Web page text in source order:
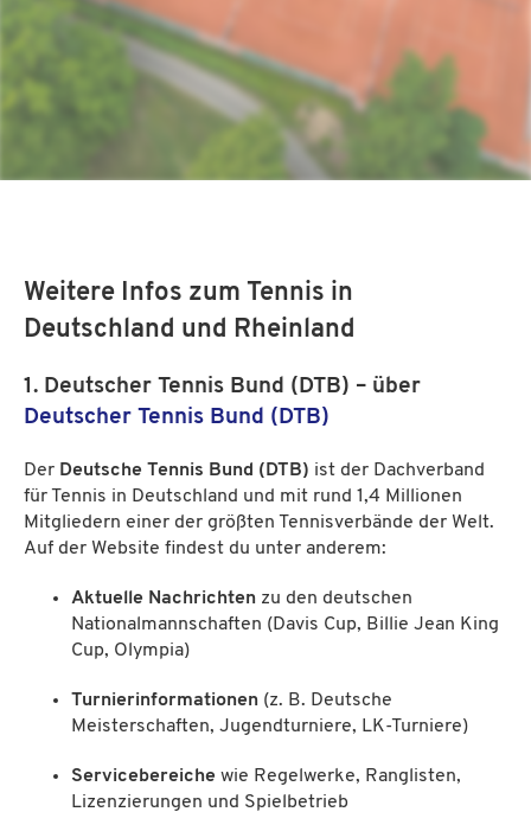
Weitere Infos zum Tennis in
Deutschland und Rheinland
1. Deutscher Tennis Bund (DTB) – über
Deutscher Tennis Bund (DTB)
Der Deutsche Tennis Bund (DTB) ist der Dachverband
für Tennis in Deutschland und mit rund 1,4 Millionen
Mitgliedern einer der größten Tennisverbände der Welt.
Auf der Website findest du unter anderem:
Aktuelle Nachrichten zu den deutschen
Nationalmannschaften (Davis Cup, Billie Jean King
Cup, Olympia)
Turnierinformationen (z. B. Deutsche
Meisterschaften, Jugendturniere, LK-Turniere)
Servicebereiche wie Regelwerke, Ranglisten,
Lizenzierungen und Spielbetrieb